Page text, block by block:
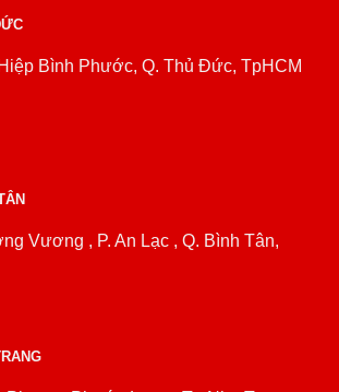
Bình Phước, Q. Thủ Đức, TpHCM
Vương , P. An Lạc , Q. Bình Tân,